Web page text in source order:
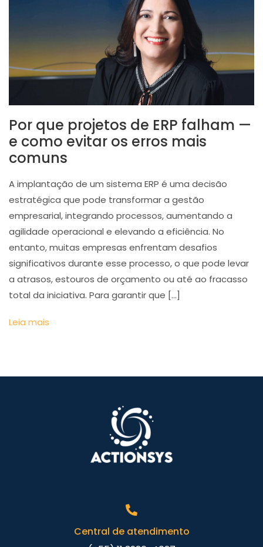
Por que projetos de ERP falham —
e como evitar os erros mais
comuns
A implantação de um sistema ERP é uma decisão
estratégica que pode transformar a gestão
empresarial, integrando processos, aumentando a
agilidade operacional e elevando a eficiência. No
entanto, muitas empresas enfrentam desafios
significativos durante esse processo, o que pode levar
a atrasos, estouros de orçamento ou até ao fracasso
total da iniciativa. Para garantir que […]
Leia mais
Central de atendimento